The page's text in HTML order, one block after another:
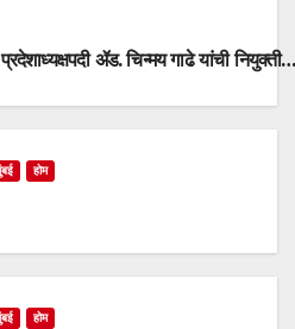
प्रदेशाध्यक्षपदी ॲड. चिन्मय गाढे यांची नियुक्ती…
होम
होम